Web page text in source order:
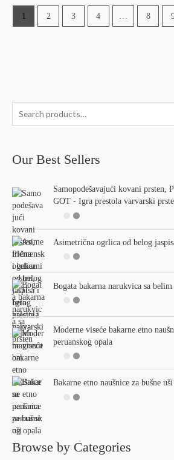
e
r
h
f
o
r
:
Our Best Sellers
Samopodešavajući kovani prsten,
GOT - Igra prestola varvarski
Asimetrična ogrlica od belog
Bogata bakarna narukvica sa
Moderne viseće bakarne etno
peruanskog opala
Bakarne etno naušnice za bušne uši
Browse by Categories
i
p
e
a
e
1 2 3 4 … 8